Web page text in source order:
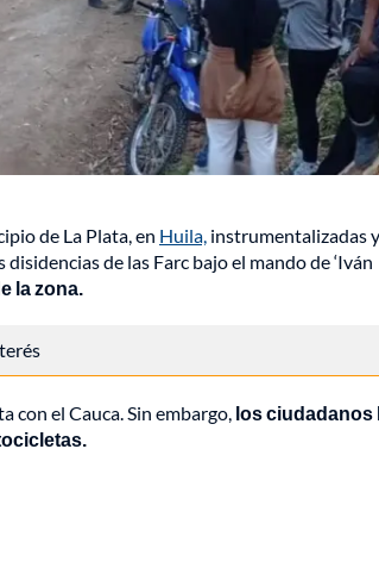
de La Plata, en Huila, instrumentalizadas y
de las Farc bajo el mando de ‘Iván
la zona.
con el Cauca. Sin embargo, los ciudadanos